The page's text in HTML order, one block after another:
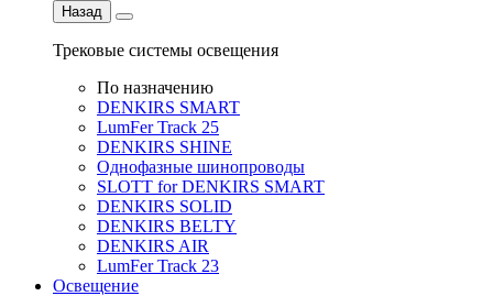
Назад
Трековые системы освещения
По назначению
DENKIRS SMART
LumFer Track 25
DENKIRS SHINE
Однофазные шинопроводы
SLOTT for DENKIRS SMART
DENKIRS SOLID
DENKIRS BELTY
DENKIRS AIR
LumFer Track 23
Освещение